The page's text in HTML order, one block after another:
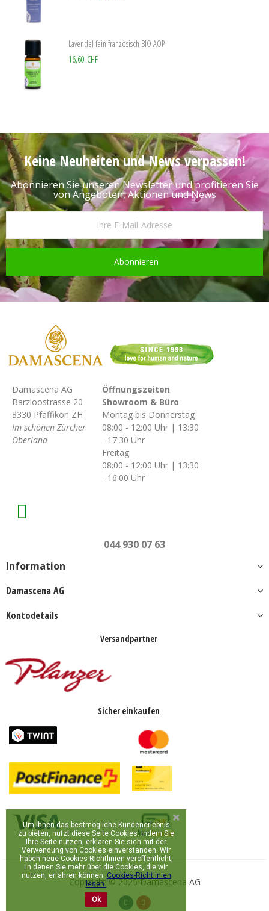
Lavendel fein französisch BIO AOP
16,60 CHF
Keine Neuheiten und News verpassen!
Abonnieren Sie unseren Newsletter und profitieren Sie
von Angeboten, Aktionen und News
Abonnieren
Damascena AG
Barzloostrasse 20
8330 Pfäffikon ZH
Im schönen Zürcher
Oberland
Öffnungszeiten
Showroom & Büro
Montag bis Donnerstag
08:00 - 12:00 Uhr | 13:30
- 17:30 Uhr
Freitag
08:00 - 12:00 Uhr | 13:30
- 16:00 Uhr
044 930 07 63
Information
Damascena AG
Kontodetails
Versandpartner
Sicher einkaufen
Copyright © 2025 Damascena AG
Um Ihnen das bestmögliche Kundenerlebnis
zu bieten, nutzt diese Seite Cookies. Indem Sie
Ihre Seite nutzen, erklären Sie sich mit der
Verwendung von Cookies einverstanden. Wir
haben neue Cookies-Richtlinien veröffentlicht,
in denen Sie mehr über die Cookies, die wir
nutzen, erfahren können. Cookies-Richtlinien
lesen.
Ok